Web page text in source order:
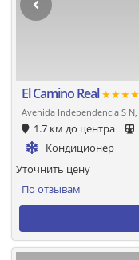
El Camino Real★★★★
Avenida Independencia S
1.7 км до центра
Кондиционер
По отзывам
Уточнить цену